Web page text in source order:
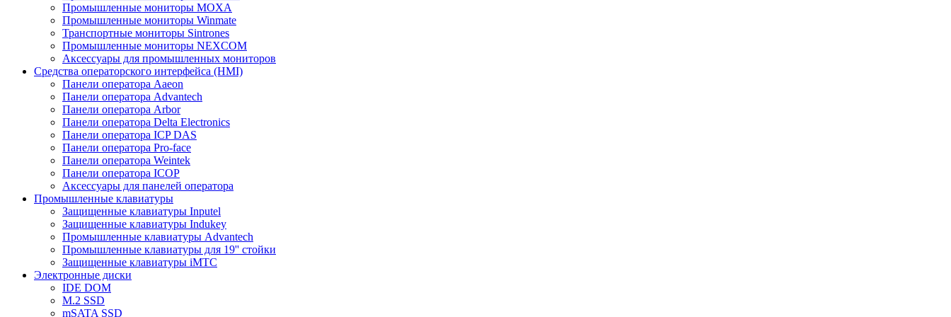
Промышленные мониторы MOXA
Промышленные мониторы Winmate
Транспортные мониторы Sintrones
Промышленные мониторы NEXCOM
Аксессуары для промышленных мониторов
Средства операторского интерфейса (HMI)
Панели оператора Aaeon
Панели оператора Advantech
Панели оператора Arbor
Панели оператора Delta Electronics
Панели оператора ICP DAS
Панели оператора Pro-face
Панели оператора Weintek
Панели оператора ICOP
Аксессуары для панелей оператора
Промышленные клавиатуры
Защищенные клавиатуры Inputel
Защищенные клавиатуры Indukey
Промышленные клавиатуры Advantech
Промышленные клавиатуры для 19'' стойки
Защищенные клавиатуры iMTC
Электронные диски
IDE DOM
M.2 SSD
mSATA SSD